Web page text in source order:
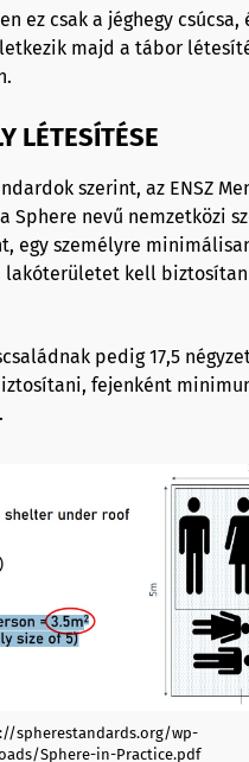
ez csak a jéghegy csúcsa,
majd a tábor
LÉTESÍTÉSE
szerint, az ENSZ
Sphere nevű nemzetközi
egy személyre
lakóterületet kell
pedig 17,5
fejenként
spherestandards.org/wp-
Sphere-in-Practice.pdf